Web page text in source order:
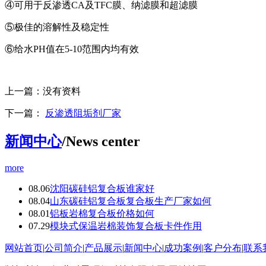
④可用于反渗透CA及TFC膜、纳滤膜和超滤膜
⑤极佳的溶解性及稳定性
⑥给水PH值在5-10范围内均有效
上一篇： 没有资料
下一篇： 反渗透阻垢剂厂家
新闻中心/News center
more
08.06沈阳碳硅铝复合板谁家好
08.04山东碳硅铝复合板复合板生产厂家如何
08.01铝板岩棉复合板价格如何
07.29模块式保温岩棉装饰复合板卡件作用
网站首页|公司简介|产品展示|新闻中心|成功案例 |客户分布|联系